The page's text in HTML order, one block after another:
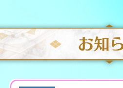
i
p
t
o
c